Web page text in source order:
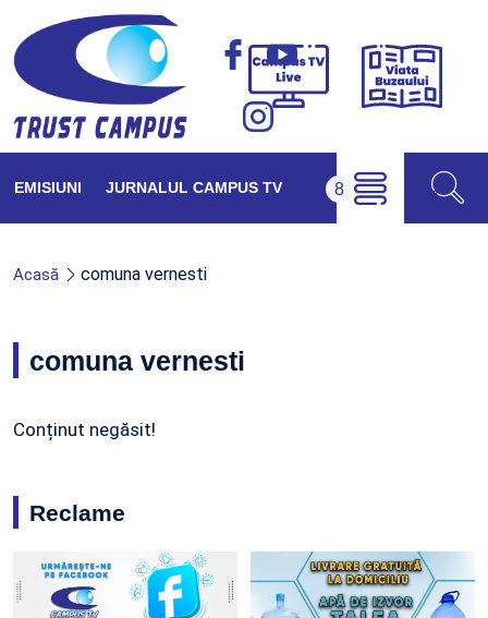
Campus
Viața
EMISIUNI JURNALUL CAMPUS TV
Acasă comuna vernesti
comuna vernesti
Conținut negăsit!
Reclame